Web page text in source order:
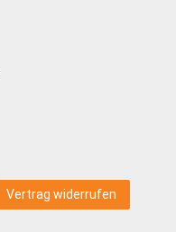
Vertrag widerrufen